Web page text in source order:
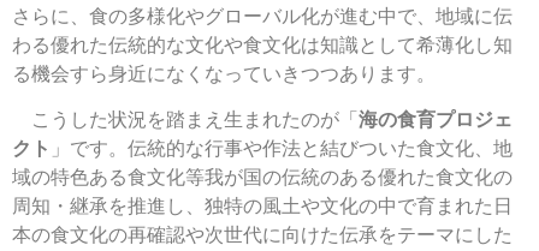
さらに、食の多様化やグローバル化が進む中で、地域に伝
わる優れた伝統的な文化や食文化は知識として希薄化し知
る機会すら身近になくなっていきつつあります。
こうした状況を踏まえ生まれたのが「 海の食育プロジェ
クト 」です。伝統的な行事や作法と結びついた食文化、地
域の特色ある食文化等我が国の伝統のある優れた食文化の
周知・継承を推進し、独特の風土や文化の中で育まれた日
本の食文化の再確認や次世代に向けた伝承をテーマにした